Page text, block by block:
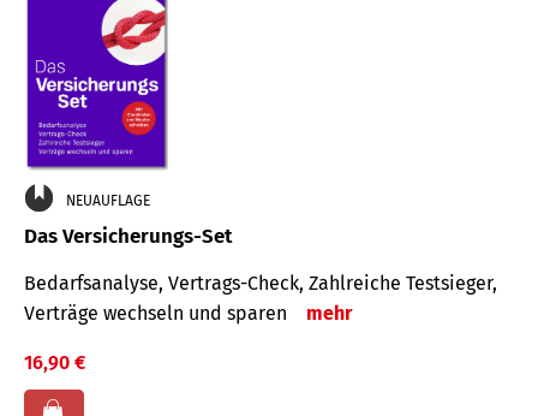
NEUAUFLAGE
Das Versicherungs-Set
Bedarfsanalyse, Vertrags-Check, Zahlreiche Testsieger,
Verträge wechseln und sparen
mehr
16,90 €